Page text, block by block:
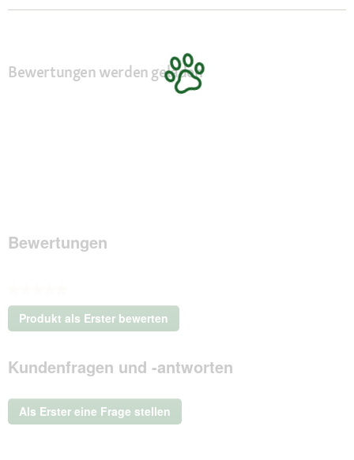
Bewertungen werden geladen
Bewertungen
Kein
Beurteilungswert
Produkt als Erster bewerten
.
dieser
Aktion
ein
modales
Kundenfragen und -antworten
Als Erster eine Frage stellen